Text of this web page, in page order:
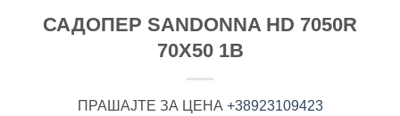
САДОПЕР SANDONNA HD 7050R
70Χ50 1B
ПРАШАЈТЕ ЗА ЦЕНА +38923109423